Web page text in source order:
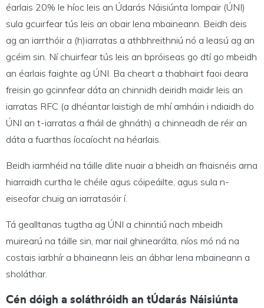
éarlais 20% le híoc leis an Údarás Náisiúnta Iompair (ÚNI)
sula gcuirfear tús leis an obair lena mbaineann. Beidh deis
ag an iarrthóir a (h)iarratas a athbhreithniú nó a leasú ag an
gcéim sin. Ní chuirfear tús leis an bpróiseas go dtí go mbeidh
an éarlais faighte ag ÚNI. Ba cheart a thabhairt faoi deara
freisin go gcinnfear dáta an chinnidh deiridh maidir leis an
iarratas RFC (a dhéantar laistigh de mhí amháin i ndiaidh do
ÚNI an t-iarratas a fháil de ghnáth) a chinneadh de réir an
dáta a fuarthas íocaíocht na héarlais.
Beidh iarmhéid na táille dlite nuair a bheidh an fhaisnéis arna
hiarraidh curtha le chéile agus cóipeáilte, agus sula n-
eiseofar chuig an iarratasóir í.
Tá gealltanas tugtha ag ÚNI a chinntiú nach mbeidh
muirearú na táille sin, mar riail ghinearálta, níos mó ná na
costais iarbhír a bhaineann leis an ábhar lena mbaineann a
sholáthar.
Cén dóigh a soláthróidh an tÚdarás Náisiúnta